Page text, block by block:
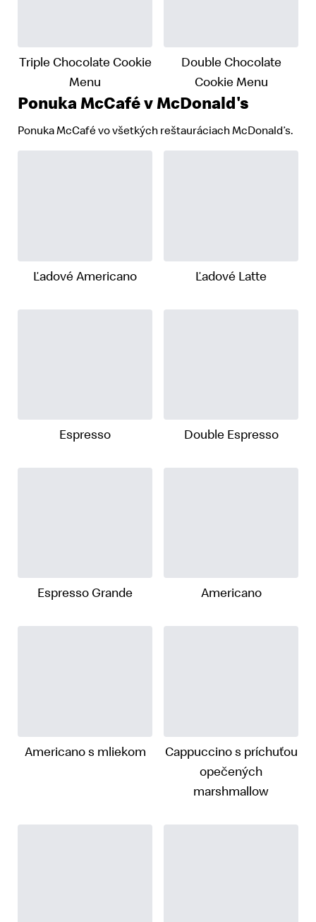
Triple Chocolate Cookie
Menu
Double Chocolate
Cookie Menu
Ponuka McCafé v McDonald's
Ponuka McCafé vo všetkých reštauráciach McDonald’s.
Ľadové Americano Ľadové Latte
Espresso Double Espresso
Espresso Grande Americano
Americano s mliekom
Cappuccino s príchuťou
opečených
marshmallow